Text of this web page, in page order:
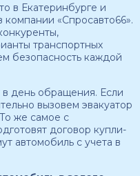
в Екатеринбурге и
«Спросавто66».
транспортных
безопасность каждой
в день обращения. Если
вызовем эвакуатор
же самое с
договор купли-
автомобиль с учета в